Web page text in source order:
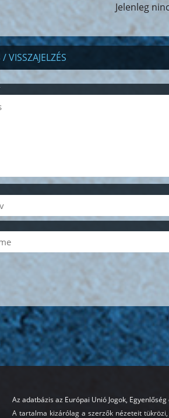
Jelenleg
VISSZAJELZÉS
Az adatbázis az Európai Unió Jogok,
A tartalma kizárólag a szerzők nézeteit